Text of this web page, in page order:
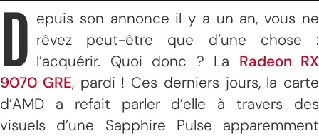
D epuis son annonce il y a un an, vous ne
rêvez peut-être que d’une chose :
l’acquérir. Quoi donc ? La Radeon RX
9070 GRE, pardi ! Ces derniers jours, la carte
d’AMD a refait parler d’elle à travers des
visuels d’une Sapphire Pulse apparemment